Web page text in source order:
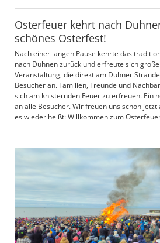
Osterfeuer kehrt nach
schönes Osterfest!
Nach einer langen Pause kehrte das
nach Duhnen zurück und erfreute sich
Veranstaltung, die direkt am Duhner
Besucher an. Familien, Freunde und
sich am knisternden Feuer zu erfreuen. Ein
an alle Besucher. Wir freuen uns schon jetzt
es wieder heißt: Willkommen zum